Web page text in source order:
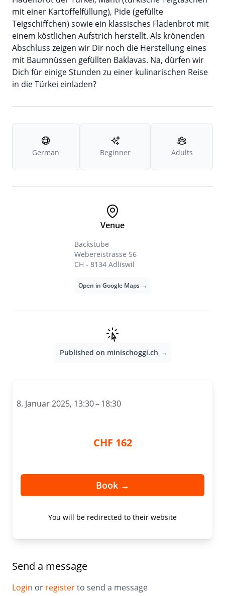
mit einer Kartoffelfüllung), Pide (gefüllte
Teigschiffchen) sowie ein klassisches Fladenbrot mit
einem köstlichen Aufstrich herstellt. Als krönenden
Abschluss zeigen wir Dir noch die Herstellung eines
mit Baumnüssen gefüllten Baklavas. Na, dürfen wir
Dich für einige Stunden zu einer kulinarischen Reise
in die Türkei einladen?
German Beginner Adults
Venue
Backstube
Webereistrasse 56
CH - 8134 Adliswil
Open in Google Maps →
Published on minischoggi.ch →
8. Januar 2025, 13:30 – 18:30
CHF 162
Book →
You will be redirected to their website
Send a message
Login or registerto send a message